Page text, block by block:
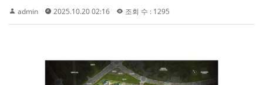
admin 2025.10.20 02:16 조회 수 : 1295